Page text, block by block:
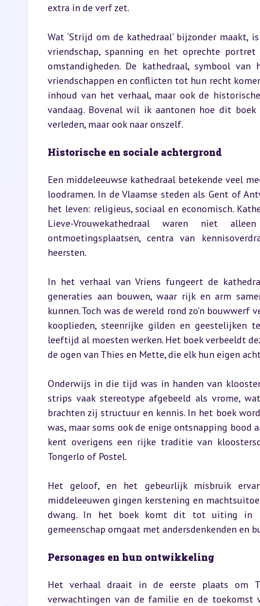
extra in de verf zet.
Wat ‘Strijd om de kathedraal’ bijzonder
vriendschap, spanning en het oprechte
omstandigheden. De kathedraal, symbool
vriendschappen en conflicten tot hun recht
inhoud van het verhaal, maar ook de
vandaag. Bovenal wil ik aantonen hoe dit
verleden, maar ook naar onszelf.
Historische en sociale achtergrond
Een middeleeuwse kathedraal betekende veel
loodramen. In de Vlaamse steden als Gent of
het leven: religieus, sociaal en economisch.
Lieve-Vrouwekathedraal waren niet
ontmoetingsplaatsen, centra van
heersten.
In het verhaal van Vriens fungeert de
generaties aan bouwen, waar rijk en arm
kunnen. Toch was de wereld rond zo’n
kooplieden, steenrijke gilden en geestelijken
leeftijd al moesten werken. Het boek verbeeldt
de ogen van Thies en Mette, die elk hun eigen
Onderwijs in die tijd was in handen van
strips vaak stereotype afgebeeld als vrome,
brachten zij structuur en kennis. In het boek
was, maar soms ook de enige ontsnapping bood
kent overigens een rijke traditie van
Tongerlo of Postel.
Het geloof, en het gebeurlijk misbruik
middeleeuwen gingen kerstening en
dwang. In het boek komt dit tot uiting in
gemeenschap omgaat met andersdenkenden en
Personages en hun ontwikkeling
Het verhaal draait in de eerste plaats om
verwachtingen van de familie en de toekomst